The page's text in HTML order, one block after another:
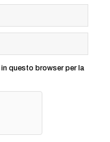
questo browser per la